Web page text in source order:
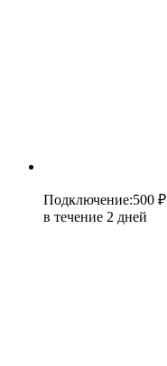
Подключение:500 ₽
в течение 2 дней